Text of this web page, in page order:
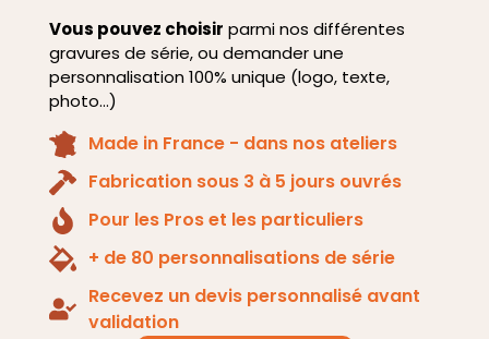
Vous pouvez choisir parmi nos différentes
gravures de série, ou demander une
personnalisation 100% unique (logo, texte,
photo…)
Made in France - dans nos ateliers
Fabrication sous 3 à 5 jours ouvrés
Pour les Pros et les particuliers
+ de 80 personnalisations de série
Recevez un devis personnalisé avant
validation